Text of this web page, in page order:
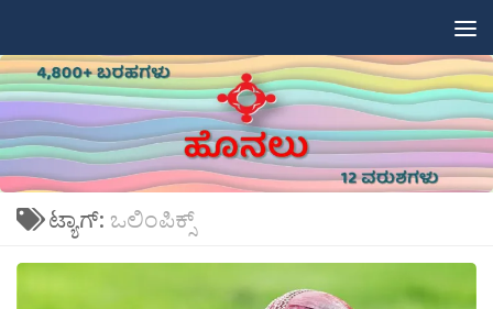
ಟ್ಯಾಗ್: ಒಲಿಂಪಿಕ್ಸ್